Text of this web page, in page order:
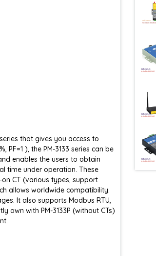
that gives you access to
), the PM-3133 series can be
enables the users to obtain
time under operation. These
CT (various types, support
allows worldwide compatibility.
It also supports Modbus RTU,
own with PM-3133P (without CTs)